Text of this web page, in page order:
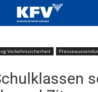
Verkehrssicherheit